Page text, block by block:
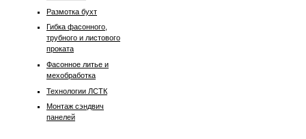
Размотка бухт
Гибка фасонного,
трубного и листового
проката
Фасонное литье и
мехобработка
Технологии ЛСТК
Монтаж сэндвич
панелей